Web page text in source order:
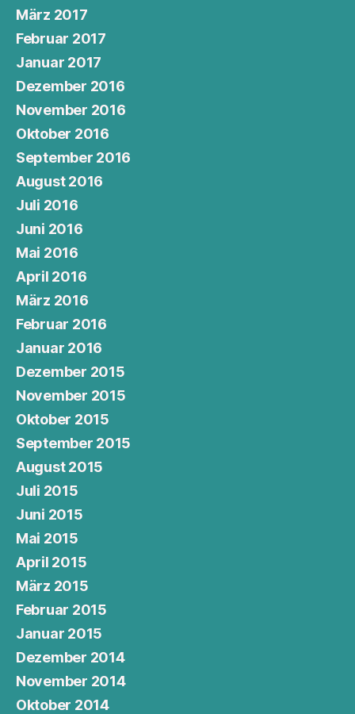
März 2017
Februar 2017
Januar 2017
Dezember 2016
November 2016
Oktober 2016
September 2016
August 2016
Juli 2016
Juni 2016
Mai 2016
April 2016
März 2016
Februar 2016
Januar 2016
Dezember 2015
November 2015
Oktober 2015
September 2015
August 2015
Juli 2015
Juni 2015
Mai 2015
April 2015
März 2015
Februar 2015
Januar 2015
Dezember 2014
November 2014
Oktober 2014